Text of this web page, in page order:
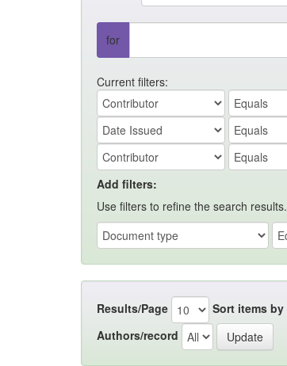
for
Current filters:
Add filters:
Use filters to refine the search results.
Results/Page Sort items by
Authors/record